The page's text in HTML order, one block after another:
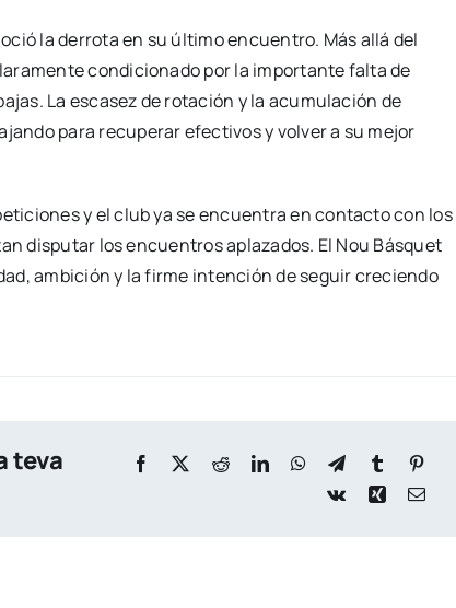
la derrota en su último encuentro. Más allá del
condicionado por la importante falta de
La escasez de rotación y la acumulación de
para recuperar efectivos y volver a su mejor
y el club ya se encuentra en contacto con los
disputar los encuentros aplazados. El Nou Básquet
ambición y la firme intención de seguir creciendo
teva